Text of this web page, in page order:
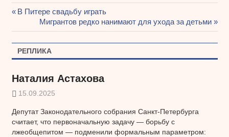
Навигация
записям
Предыдущая
запись:
В Питере свадьбу играть
Следующая
запись:
Мигрантов редко нанимают для ухода за детьми
РЕПЛИКА
Наталия Астахова
15.09.2025
Депутат Законодательного собрания Санкт-Петербурга
считает, что первоначальную задачу — борьбу с
лжеобщепитом — подменили формальным параметром: